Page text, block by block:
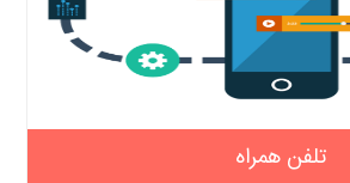
تلفن همراه